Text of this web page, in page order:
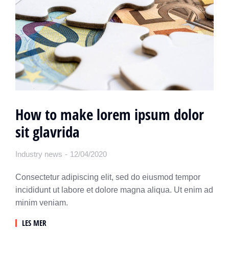
How to make lorem ipsum dolor
sit glavrida
Industry news 12/04/2020
Consectetur adipiscing elit, sed do eiusmod tempor
incididunt ut labore et dolore magna aliqua. Ut enim ad
minim veniam.
LES MER